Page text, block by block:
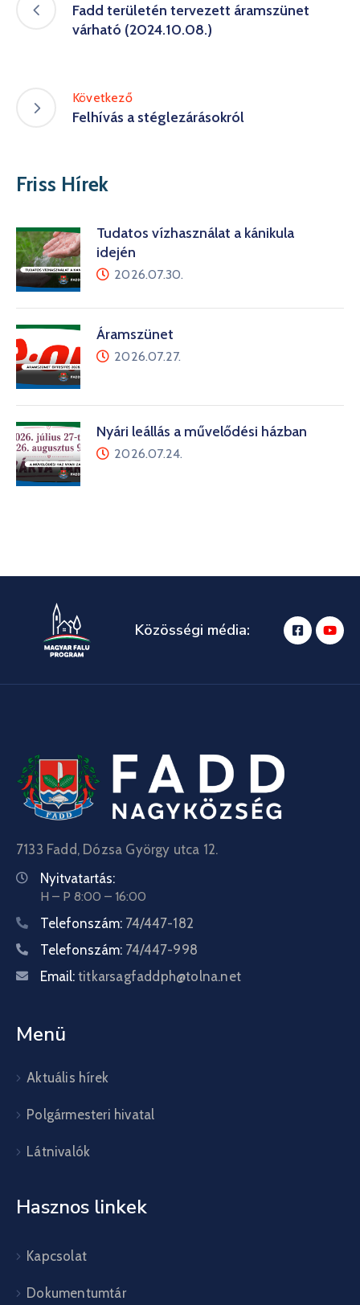
Fadd területén tervezett áramszünet
várható (2024.10.08.)
Következő
Felhívás a stéglezárásokról
Friss Hírek
Tudatos vízhasználat a kánikula
idején
2026.07.30.
Áramszünet
2026.07.27.
Nyári leállás a művelődési házban
2026.07.24.
Közösségi média:
7133 Fadd, Dózsa György utca 12.
Nyitvatartás:
H – P 8:00 – 16:00
Telefonszám: 74/447-182
Telefonszám: 74/447-998
Email: titkarsagfaddph@tolna.net
Menü
Aktuális hírek
Polgármesteri hivatal
Látnivalók
Hasznos linkek
Kapcsolat
Dokumentumtár